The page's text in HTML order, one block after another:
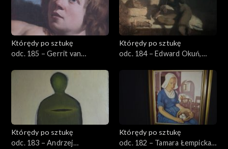
Którędy po sztukę
odc. 185 – Gerrit van
Którędy po sztukę
odc. 184 – Edward Okuń,
Którędy po sztukę
odc. 183 – Andrzej
Którędy po sztukę
odc. 182 – Tamara Łempicka,